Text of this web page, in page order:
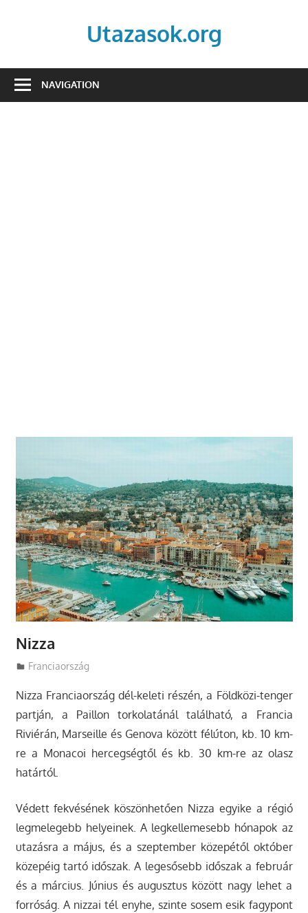
Utazasok.org
NAVIGATION
Nizza
Utazasok.org
Franciaország
Nizza Franciaország dél-keleti részén, a Földközi-tenger
partján, a Paillon torkolatánál található, a Francia
Riviérán, Marseille és Genova között félúton, kb. 10 km-
re a Monacoi hercegségtől és kb. 30 km-re az olasz
határtól.
Védett fekvésének köszönhetően Nizza egyike a régió
legmelegebb helyeinek. A legkellemesebb hónapok az
utazásra a május, és a szeptember közepétől október
közepéig tartó időszak. A legesősebb időszak a február
és a március. Június és augusztus között nagy lehet a
forróság. A nizzai tél enyhe, szinte sosem esik fagypont